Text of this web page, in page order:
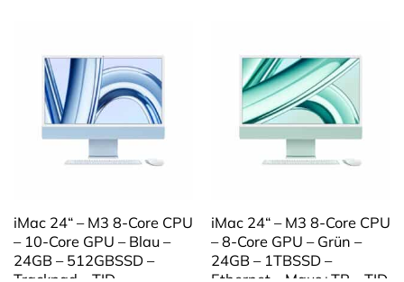
iMac 24“ – M3 8-Core CPU
– 10-Core GPU – Blau –
24GB – 512GBSSD –
iMac 24“ – M3 8-Core CPU
– 8-Core GPU – Grün –
24GB – 1TBSSD –